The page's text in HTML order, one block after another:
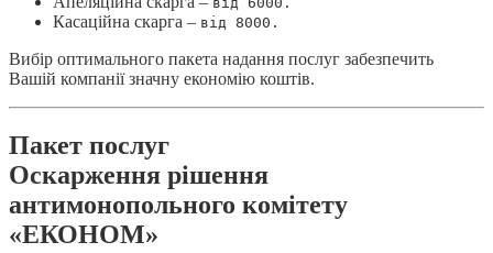
Касаційна скарга – від 8000.
Вибір оптимального пакета надання послуг забезпечить
Вашій компанії значну економію коштів.
Пакет послуг
Оскарження рішення
антимонопольного комітету
«ЕКОНОМ»